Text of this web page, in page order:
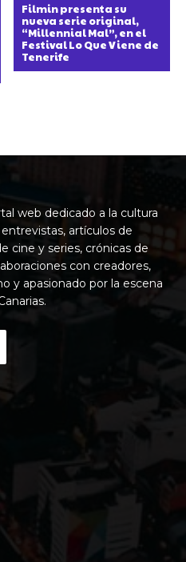
Filmin presenta su
nueva serie original,
“Millennial Mal”, en el
Festival Lo Que Viene de
Tenerife
web dedicado a la cultura
artículos de
cine y series, crónicas de
con creadores,
y apasionado por la escena